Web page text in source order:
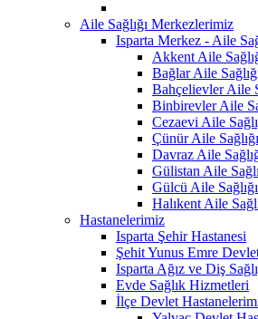
Aile Sağlığı Merkezlerimiz
Isparta Merkez - Aile
Akkent Aile
Bağlar Aile
Bahçelievler Aile
Binbirevler Aile
Cezaevi Aile
Çünür Aile
Davraz Aile
Gülistan Aile
Gülcü Aile
Halıkent Aile
Hastanelerimiz
Isparta Şehir Hastanesi
Şehit Yunus Emre
Isparta Ağız ve Diş
Evde Sağlık Hizmetleri
İlçe Devlet